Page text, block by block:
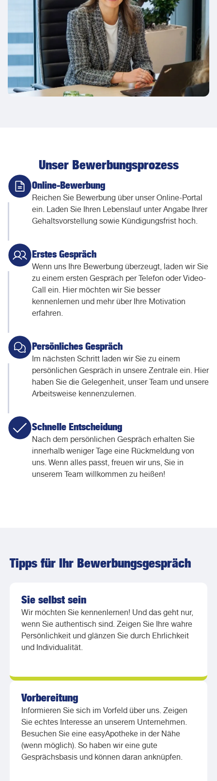
Unser Bewerbungsprozess
Online-Bewerbung
Reichen Sie Bewerbung über unser Online-Portal
ein. Laden Sie Ihren Lebenslauf unter Angabe Ihrer
Gehaltsvorstellung sowie Kündigungsfrist hoch.
Erstes Gespräch
Wenn uns Ihre Bewerbung überzeugt, laden wir Sie
zu einem ersten Gespräch per Telefon oder Video-
Call ein. Hier möchten wir Sie besser
kennenlernen und mehr über Ihre Motivation
erfahren.
Persönliches Gespräch
Im nächsten Schritt laden wir Sie zu einem
persönlichen Gespräch in unsere Zentrale ein. Hier
haben Sie die Gelegenheit, unser Team und unsere
Arbeitsweise kennenzulernen.
Schnelle Entscheidung
Nach dem persönlichen Gespräch erhalten Sie
innerhalb weniger Tage eine Rückmeldung von
uns. Wenn alles passt, freuen wir uns, Sie in
unserem Team willkommen zu heißen!
Tipps für Ihr Bewerbungsgespräch
Sie selbst sein
Wir möchten Sie kennenlernen! Und das geht nur,
wenn Sie authentisch sind. Zeigen Sie Ihre wahre
Persönlichkeit und glänzen Sie durch Ehrlichkeit
und Individualität.
Vorbereitung
Informieren Sie sich im Vorfeld über uns. Zeigen
Sie echtes Interesse an unserem Unternehmen.
Besuchen Sie eine easyApotheke in der Nähe
(wenn möglich). So haben wir eine gute
Gesprächsbasis und können daran anknüpfen.